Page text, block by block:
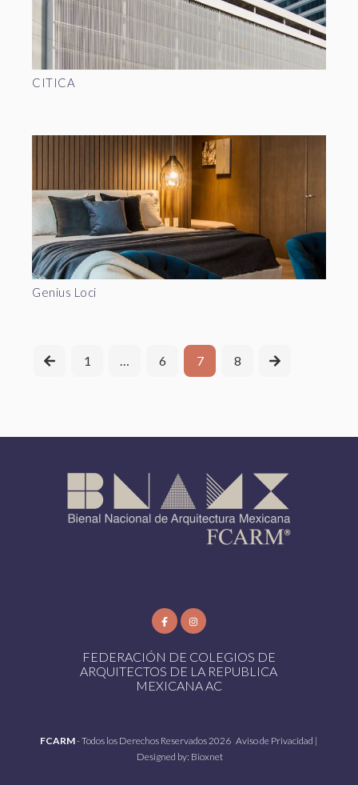
CITICA
Genius Loci
1 … 6 7 8
FEDERACIÓN DE COLEGIOS DE
ARQUITECTOS DE LA REPUBLICA
MEXICANA AC
FCARM- Todos los Derechos Reservados 2026Aviso de Privacidad |
Designed by: Bioxnet